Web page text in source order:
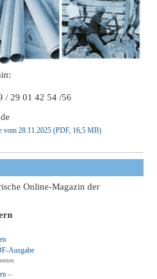
/ 29 01 42 54 /56
vom 28.11.2025 (PDF, 16,5 MB)
Online-Magazin der
Ausgabe
–